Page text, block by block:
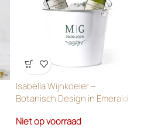
Wensenlijst
Isabella Wijnkoeler –
Botanisch Design in Emerald
Niet op voorraad